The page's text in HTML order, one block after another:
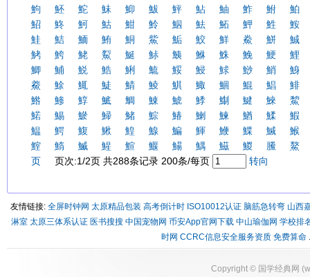
鮈
魾 鮀 鮇 鮣 鮁 鮃 鮎 鮋 鮓 鮒
鮊
鮉
鮗 魺 鮕 魽 魿 鮂 魼 鮖 魻 鮏
鮟
鮭
鮚 鮞 鮪 鮦 鮆 鮜 鮫 鮮 鮝 鮩
鯎
鮳
鮬 鮱 鮤 鯅 鮛 鮧 鮴 鮢 鮸 鯁
鯉
鯽
鯆 鮵 鯌 鯏 鯍 鮾 鮼 鯄 鯋 鮹
鯓
鯗
鮽 鮿 鯐 鯖 鯪 鯕 鯫 鯝 鯤 鯧
鯡
鯦
鯵 鯙 鯳 鯛 鯟 鯱 鯚 鯯 鰎 鯠
鯬
鰙
鯣 鯲 鯞 鯺 鯮 鰆 鯻 鰊 鰌 鰇
鰕
鰛
鰐 鰒 鰍 鰉 鰁 鯿 鯶 鯾 鰈 鰔
鯸
鰘
鰖 鰄 鯹 鰚 鰋 鰑 鰅 鰦 鯼 鰧
鰲
页
页次:1/2页 共288条记录 200条/每页 转向
友情链接: 全屏时钟网 太原精品包装 高考倒计时 ISO10012认证 脑筋急转弯 山西
淋室 太原三体系认证 医书搜搜 中国宠物网 币安App官网下载 中山瑜伽网 学校排
时网 CCRC信息安全服务资质 免费算命
Copyright © 国学经典网 (